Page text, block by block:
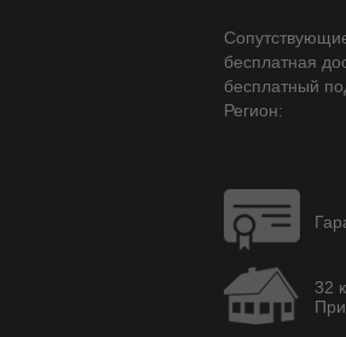
бесплатная
бесплатный
Регион:
32